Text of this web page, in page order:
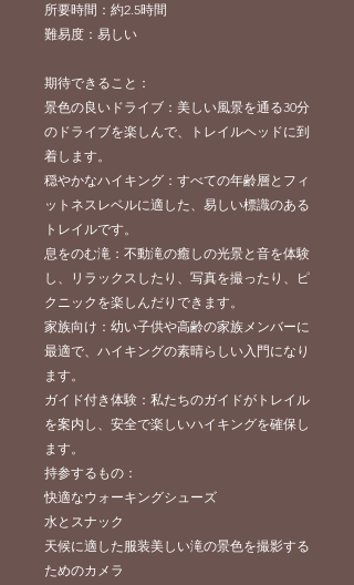
所要時間：約2.5時間
難易度：易しい
期待できること：
景色の良いドライブ：美しい風景を通る30分
のドライブを楽しんで、トレイルヘッドに到
着します。
穏やかなハイキング：すべての年齢層とフィ
ットネスレベルに適した、易しい標識のある
トレイルです。
息をのむ滝：不動滝の癒しの光景と音を体験
し、リラックスしたり、写真を撮ったり、ピ
クニックを楽しんだりできます。
家族向け：幼い子供や高齢の家族メンバーに
最適で、ハイキングの素晴らしい入門になり
ます。
ガイド付き体験：私たちのガイドがトレイル
を案内し、安全で楽しいハイキングを確保し
ます。
持参するもの：
快適なウォーキングシューズ
水とスナック
天候に適した服装美しい滝の景色を撮影する
ためのカメラ